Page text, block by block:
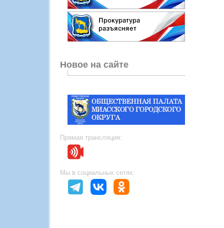
Новое на сайте
Прямая трансляция:
Мы в социальных сетях: